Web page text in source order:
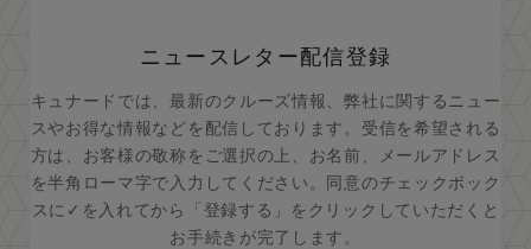
ニュースレター配信登録
キュナードでは、最新のクルーズ情報、弊社に関するニュー
スやお得な情報などを配信しております。受信を希望される
方は、お客様の敬称をご選択の上、お名前、メールアドレス
を半角ローマ字で入力してください。同意のチェックボック
スに✓を入れてから「登録する」をクリックしていただくと
お手続きが完了します。